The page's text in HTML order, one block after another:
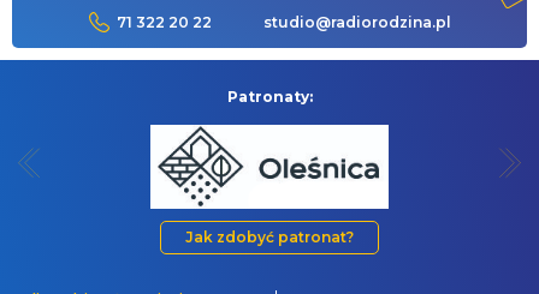
71 322 20 22 studio@radiorodzina.pl
Patronaty:
Jak zdobyć patronat?